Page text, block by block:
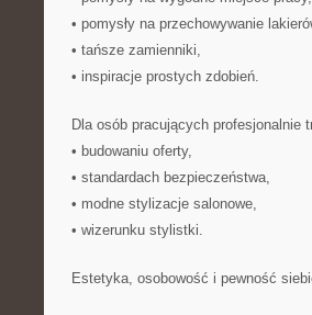
• pomysły na przechowywanie
• tańsze zamienniki,
• inspiracje prostych zdobień.
Dla osób pracujących profesjonalnie
• budowaniu oferty,
• standardach bezpieczeństwa,
• modne stylizacje salonowe,
• wizerunku stylistki.
Estetyka, osobowość i pewność